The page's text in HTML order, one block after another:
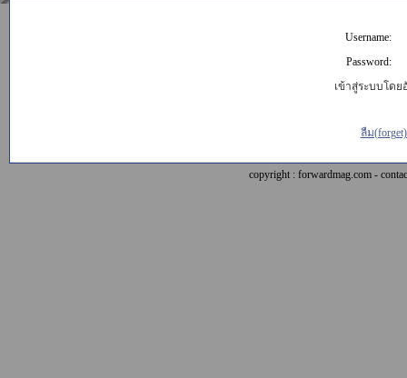
Username:
Password:
เข้าสู่ระบบโดย
ลืม
copyright : forwardmag.com -